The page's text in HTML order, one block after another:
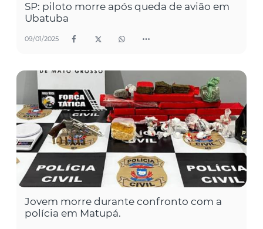
SP: piloto morre após queda de avião em
Ubatuba
09/01/2025
Jovem morre durante confronto com a
polícia em Matupá.